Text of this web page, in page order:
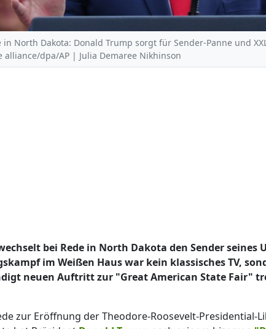
in North Dakota: Donald Trump sorgt für Sender-Panne und
alliance/dpa/AP | Julia Demaree Nikhinson
bei Rede in North Dakota den Sender seines
im Weißen Haus war kein klassisches TV,
neuen Auftritt zur "Great American State Fair"
zur Eröffnung der Theodore-Roosevelt-Presidential-